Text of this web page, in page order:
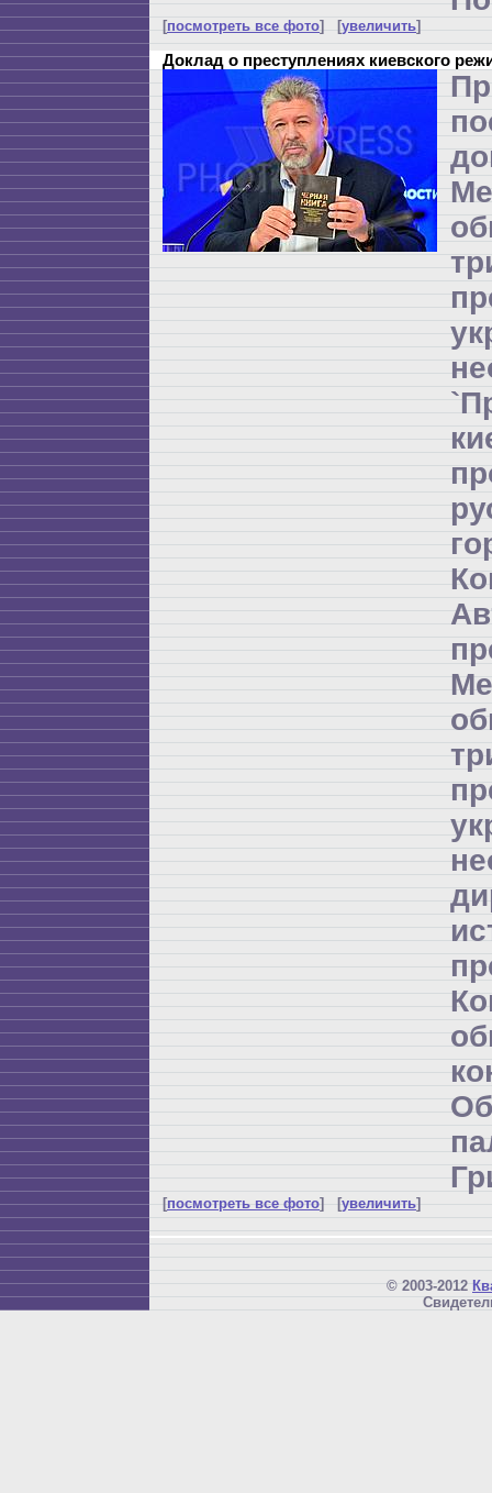
[посмотреть все фото] [увеличить]
Доклад о преступлениях киевского
[посмотреть все фото] [увеличить]
© 2003-2012